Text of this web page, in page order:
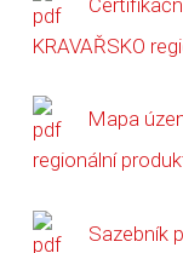
KRAVAŘSKO
Mapa
regionální
Sazebník